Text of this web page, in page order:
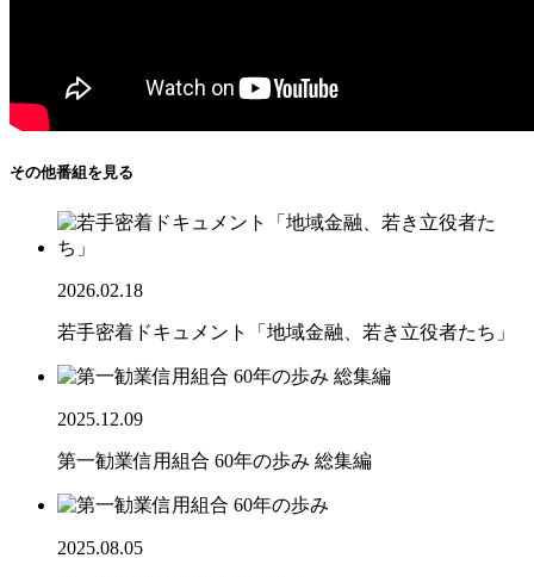
その他番組を見る
2026.02.18
若手密着ドキュメント「地域金融、若き立役者たち」
2025.12.09
第一勧業信用組合 60年の歩み 総集編
2025.08.05